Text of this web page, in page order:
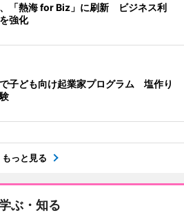
「熱海 for Biz」に刷新 ビジネス利
強化
子ども向け起業家プログラム 塩作り
もっと見る
ぶ・知る